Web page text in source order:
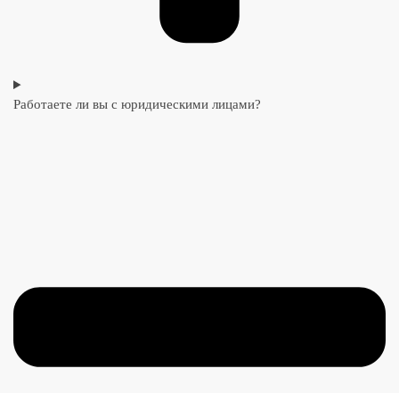
Работаете ли вы с юридическими лицами?